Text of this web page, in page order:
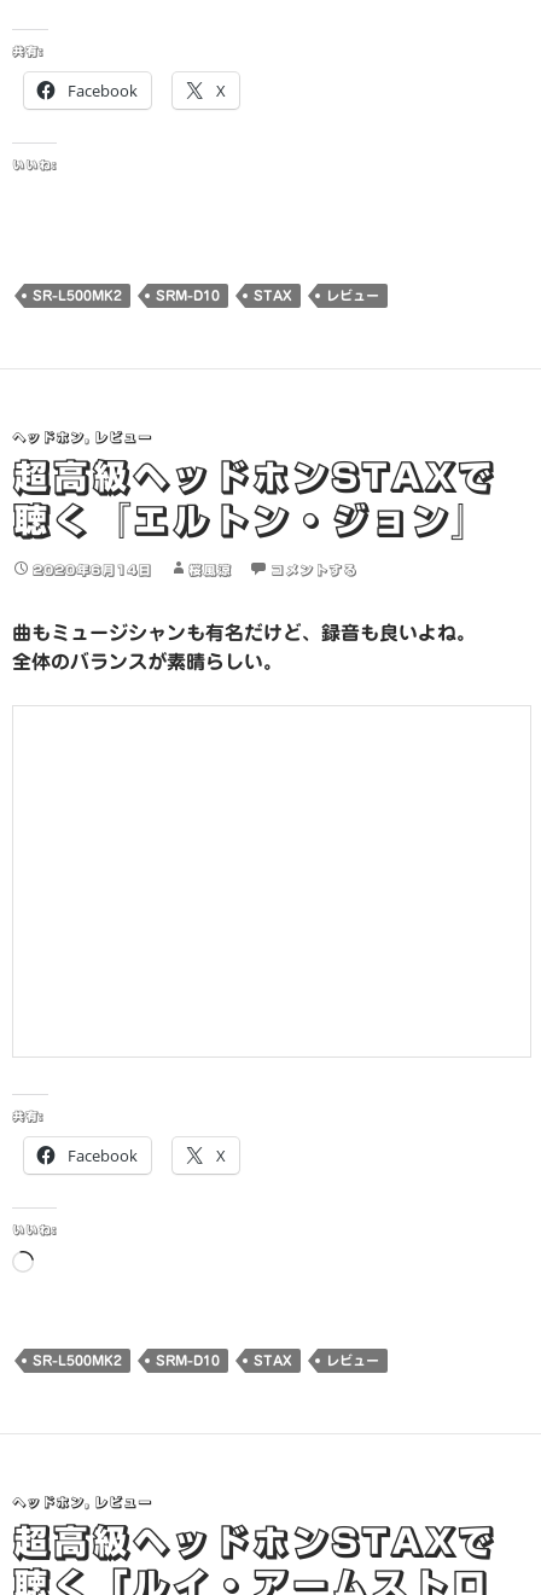
共有:
Facebook X
いいね:
SR-L500MK2 SRM-D10 STAX レビュー
ヘッドホン, レビュー
超高級ヘッドホンSTAXで
聴く『エルトン・ジョン』
2020年6月14日 桜風涼 コメントする
曲もミュージシャンも有名だけど、録音も良いよね。
全体のバランスが素晴らしい。
共有:
Facebook X
いいね:
読
み
SR-L500MK2 SRM-D10 STAX レビュー
ヘッドホン, レビュー
超高級ヘッドホンSTAXで
聴く「ルイ・アームストロ